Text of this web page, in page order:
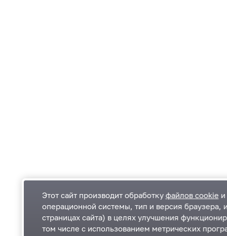
Одинцовский городской округ Московской
области
Этот сайт производит обработку файлов cookie
операционной системы, тип и версия браузера,
страницах сайта) в целях улучшения
том числе с использованием метрических